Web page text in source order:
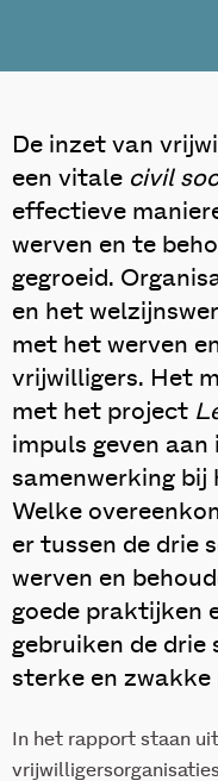
De inzet van
een vitale civil
effectieve
werven en te
gegroeid.
en het
met het werven
vrijwilligers. Het
met het project
impuls geven
samenwerking bij
Welke
er tussen de drie
werven en
goede praktijken
gebruiken de drie
sterke en zwakke
In het rapport staan